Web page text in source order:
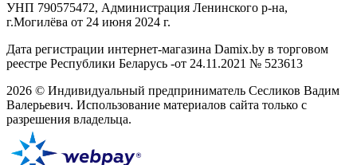
УНП 790575472, Администрация Ленинского р-на,
г.Могилёва от 24 июня 2024 г.
Дата регистрации интернет-магазина Damix.by в торговом
реестре Республики Беларусь -от 24.11.2021 № 523613
2026 © Индивидуальный предприниматель Сесликов Вадим
Валерьевич. Использование материалов сайта только с
разрешения владельца.